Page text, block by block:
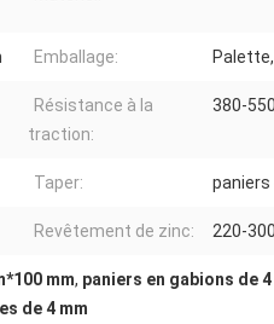
Emballage:
Résistance à la
traction:
380-
Taper: paniers
Revêtement de zinc: 220-
mm, paniers en gabions de
de 4 mm